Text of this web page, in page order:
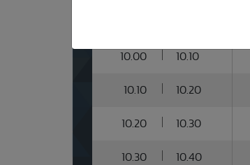
10.00 10.10
10.10 10.20
10.20 10.30
10.30 10.40